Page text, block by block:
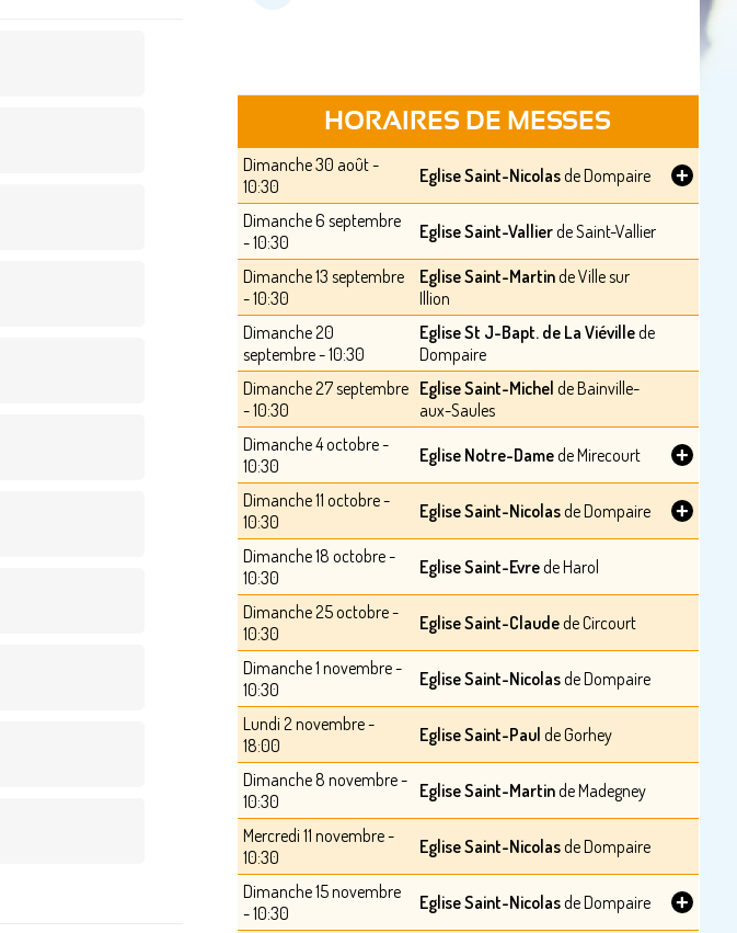
HORAIRES DE MESSES
Dimanche 30 août -
10:30
Eglise Saint-Nicolasde Dompaire +
Dimanche 6 septembre
- 10:30
Eglise Saint-Vallierde Saint-Vallier
Dimanche 13 septembre
- 10:30
Eglise Saint-Martinde Ville sur
Illion
Dimanche 20
septembre - 10:30
Eglise St J-Bapt. de La Viévillede
Dompaire
Dimanche 27 septembre
- 10:30
Eglise Saint-Michel de Bainville-
aux-Saules
Dimanche 4 octobre -
10:30
Eglise Notre-Damede Mirecourt +
Dimanche 11 octobre -
10:30
Eglise Saint-Nicolasde Dompaire +
Dimanche 18 octobre -
10:30
Eglise Saint-Evrede Harol
Dimanche 25 octobre -
10:30
Eglise Saint-Claudede Circourt
Dimanche 1 novembre -
10:30
Eglise Saint-Nicolasde Dompaire
Lundi 2 novembre -
18:00
Eglise Saint-Paul de Gorhey
Dimanche 8 novembre -
10:30
Eglise Saint-Martinde Madegney
Mercredi 11 novembre -
10:30
Eglise Saint-Nicolasde Dompaire
Dimanche 15 novembre
- 10:30
Eglise Saint-Nicolasde Dompaire +